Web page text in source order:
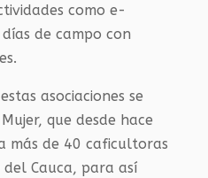
como e-
de campo con
asociaciones se
que desde hace
más de 40 caficultoras
Cauca, para así